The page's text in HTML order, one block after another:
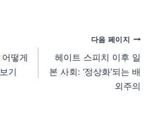
떻게
기
다음 페이지
헤이트 스피치 이후 일
본 사회: ‘정상화’되는 배
외주의